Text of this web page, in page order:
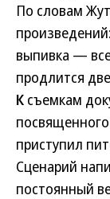
По словам
выпивка —
продлится
К съемкам
приступил
Сценарий
постоянный